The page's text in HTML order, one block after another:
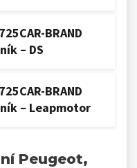
BRAND
– DS
BRAND
– Leapmotor
Peugeot,